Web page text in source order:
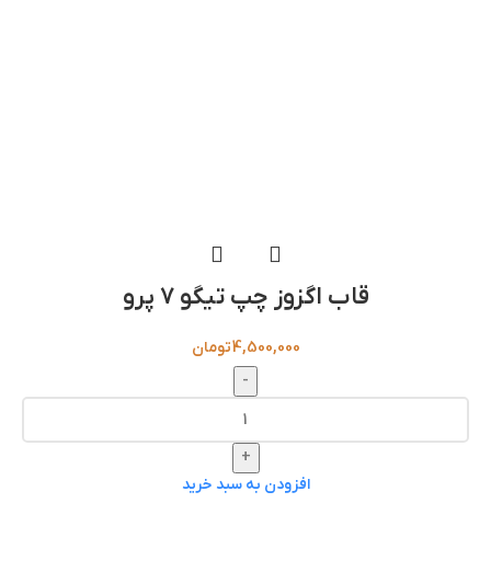
قاب اگزوز چپ تیگو 7 پرو
4,500,000تومان
-
+
افزودن به سبد خرید